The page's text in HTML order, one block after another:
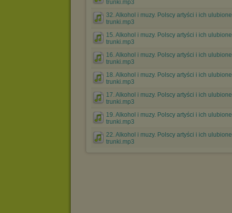
trunki.mp3
32. Alkohol i muzy. Polscy artyści i ich ulubione
trunki.mp3
15. Alkohol i muzy. Polscy artyści i ich ulubione
trunki.mp3
16. Alkohol i muzy. Polscy artyści i ich ulubione
trunki.mp3
18. Alkohol i muzy. Polscy artyści i ich ulubione
trunki.mp3
17. Alkohol i muzy. Polscy artyści i ich ulubione
trunki.mp3
19. Alkohol i muzy. Polscy artyści i ich ulubione
trunki.mp3
22. Alkohol i muzy. Polscy artyści i ich ulubione
trunki.mp3